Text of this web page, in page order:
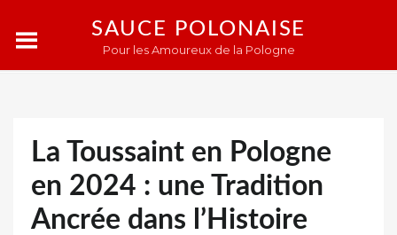
SAUCE POLONAISE
Pour les Amoureux de la Pologne
La Toussaint en Pologne
en 2024 : une Tradition
Ancrée dans l’Histoire